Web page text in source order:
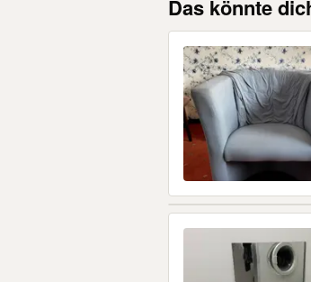
Das könnte